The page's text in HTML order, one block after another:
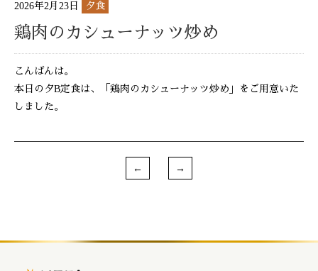
2026年2月23日 夕食
鶏肉のカシューナッツ炒め
こんばんは。
本日の夕B定食は、「鶏肉のカシューナッツ炒め」をご用意いた
しました。